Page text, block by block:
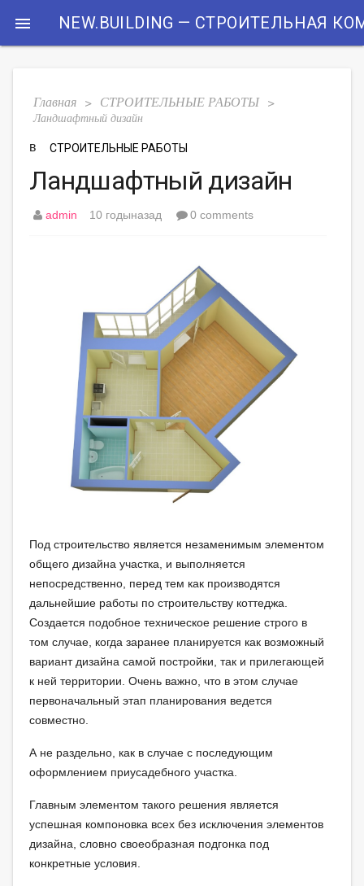
 NEW.BUILDING — СТРОИТЕЛЬНАЯ
Главная > СТРОИТЕЛЬНЫЕ РАБОТЫ >
Ландшафтный дизайн
в СТРОИТЕЛЬНЫЕ РАБОТЫ
Ландшафтный дизайн
admin 10 годыназад 0 comments
Под строительство является незаменимым элементом
общего дизайна участка, и выполняется
непосредственно, перед тем как производятся
дальнейшие работы по строительству коттеджа.
Создается подобное техническое решение строго в
том случае, когда заранее планируется как возможный
вариант дизайна самой постройки, так и прилегающей
к ней территории. Очень важно, что в этом случае
первоначальный этап планирования ведется
совместно.
А не раздельно, как в случае с последующим
оформлением приусадебного участка.
Главным элементом такого решения является
успешная компоновка всех без исключения элементов
дизайна, словно своеобразная подгонка под
конкретные условия.